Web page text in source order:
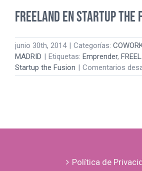
coworker
Freeland en Startup the
junio 30th, 2014 | Categorías:
MADRID | Etiquetas: Emprender,
Startup the Fusion | Comentarios
Política de